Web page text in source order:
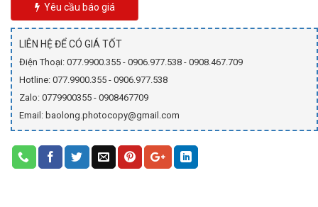
Yêu cầu báo giá
LIÊN HỆ ĐỂ CÓ GIÁ TỐT
Điện Thoại: 077.9900.355 - 0906.977.538 - 0908.467.709
Hotline: 077.9900.355 - 0906.977.538
Zalo: 0779900355 - 0908467709
Email: baolong.photocopy@gmail.com